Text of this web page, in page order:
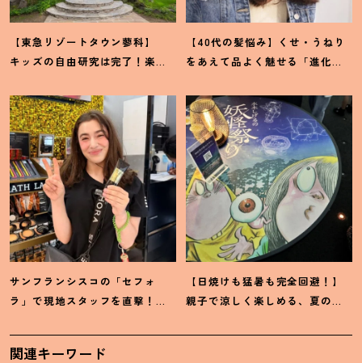
【東急リゾートタウン蓼科】
キッズの自由研究は完了 ！楽し
ルをレポート
【40代の髪悩み】くせ・うねり
をあえて品よく魅せる「進化系
サンフランシスコの「セフォ
ラ」で現地スタッフを直撃 ！
えてください♡
【日焼けも猛暑も完全回避 ！ 】
親子で涼しく楽しめる、夏の
ウム」が最高
関連キーワード